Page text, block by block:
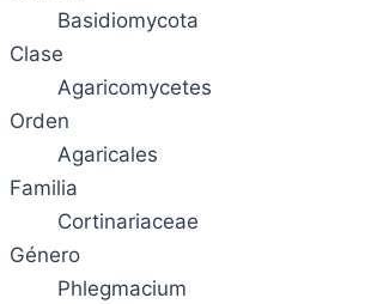
Basidiomycota
Clase
Agaricomycetes
Orden
Agaricales
Familia
Cortinariaceae
Género
Phlegmacium